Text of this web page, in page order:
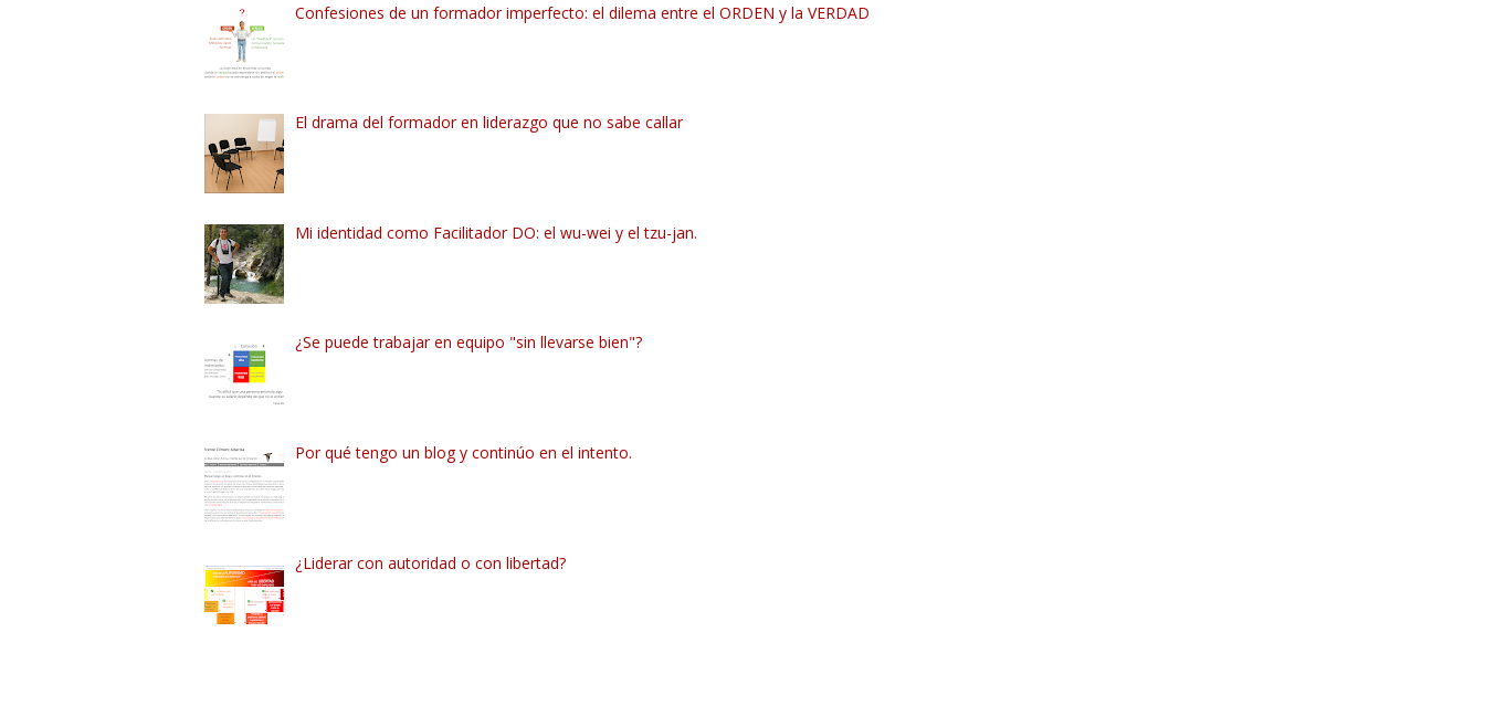
Confesiones de un formador imperfecto: el dilema entre el ORDEN y la VERDAD
El drama del formador en liderazgo que no sabe callar
Mi identidad como Facilitador DO: el wu-wei y el tzu-jan.
¿Se puede trabajar en equipo "sin llevarse bien"?
Por qué tengo un blog y continúo en el intento.
¿Liderar con autoridad o con libertad?